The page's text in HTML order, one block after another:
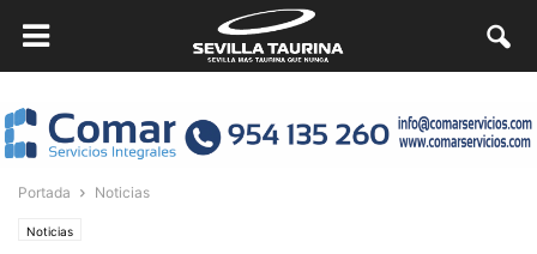
Portada Noticias
Noticias